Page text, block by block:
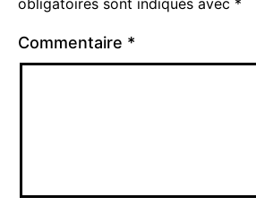
obligatoires sont indiqués avec *
Commentaire *